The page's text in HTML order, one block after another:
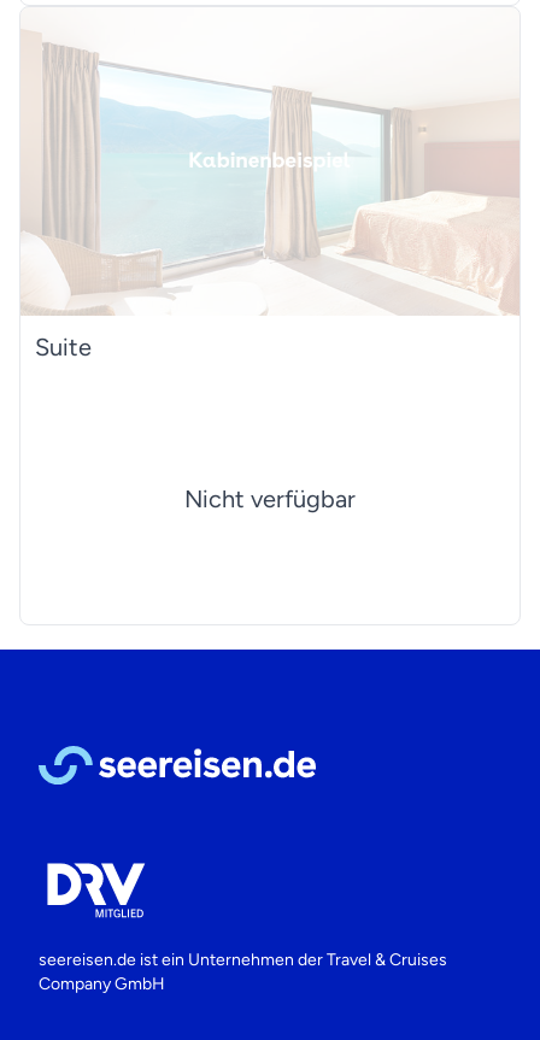
Suite
Nicht verfügbar
seereisen.de ist ein Unternehmen derTravel & Cruises
Company GmbH